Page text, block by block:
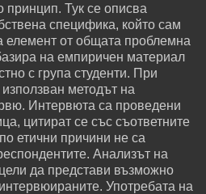
принцип. Тук се описва
специфика, който сам
елемент от общата проблемна
на емпиричен материал
с група студенти. При
методът на
Интервюта са проведени
цитират се със съответните
етични причини не са
Анализът на
да представи възможно
Употребата на